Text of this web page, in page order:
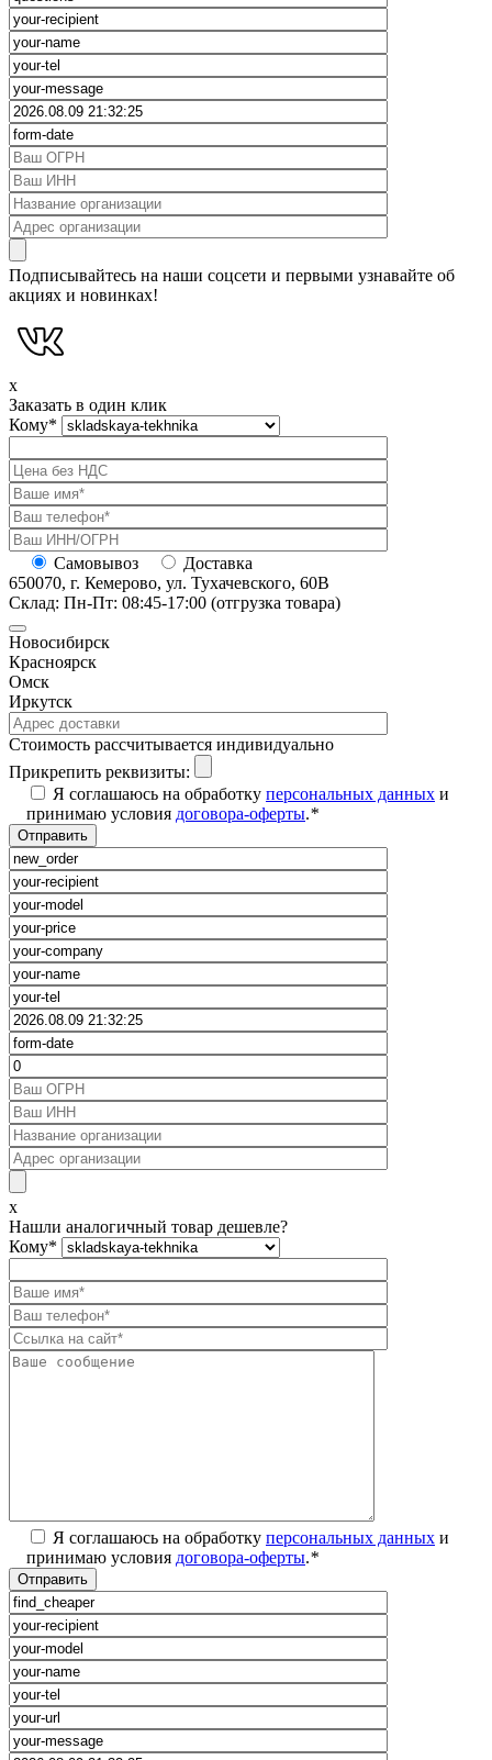
Подписывайтесь на наши соцсети и первыми узнавайте об
акциях и новинках!
x
Заказать в один клик
Кому*
Самовывоз
Доставка
650070, г. Кемерово, ул. Тухачевского, 60В
Склад: Пн-Пт: 08:45-17:00 (отгрузка товара)
Новосибирск
Красноярск
Омск
Иркутск
Cтоимость рассчитывается индивидуально
Прикрепить реквизиты:
Я соглашаюсь на обработку персональных данных и
принимаю условия договора-оферты.*
x
Нашли аналогичный товар дешевле?
Кому*
Я соглашаюсь на обработку персональных данных и
принимаю условия договора-оферты.*